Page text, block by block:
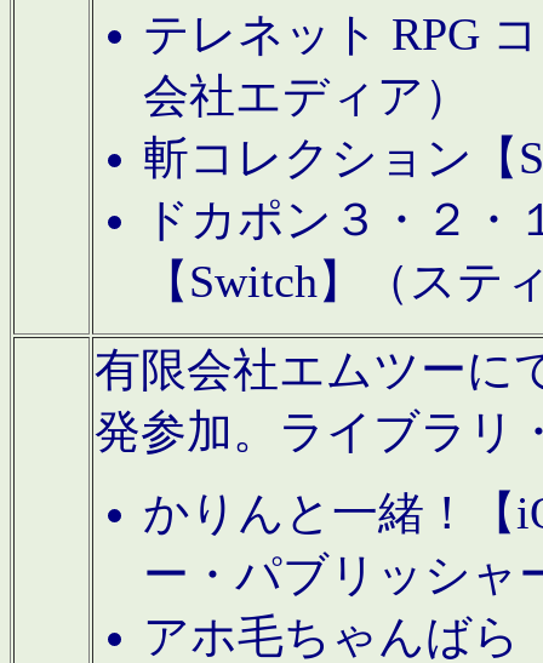
テレネット RPG
会社エディア）
斬コレクション【
ドカポン３・２
【Switch】（ステ
有限会社エムツーに
発参加。ライブラリ
かりんと一緒！【
ー・パブリッシャ
アホ毛ちゃんばら